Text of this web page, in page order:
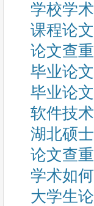
学校学
课程论
论文查
毕业论
毕业论
软件技
湖北硕
论文查
学术如
大学生